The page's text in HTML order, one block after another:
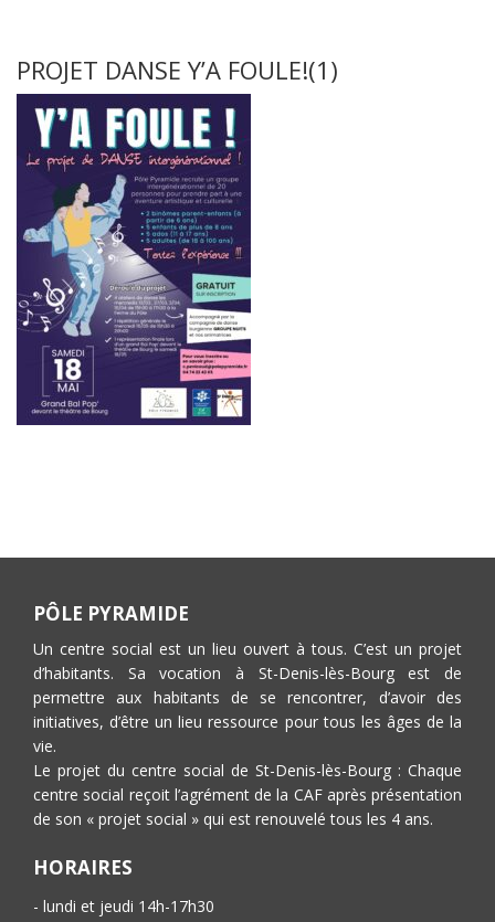
PROJET DANSE Y’A FOULE!(1)
PÔLE PYRAMIDE
Un centre social est un lieu ouvert à tous. C’est un projet
d’habitants. Sa vocation à St-Denis-lès-Bourg est de
permettre aux habitants de se rencontrer, d’avoir des
initiatives, d’être un lieu ressource pour tous les âges de la
vie.
Le projet du centre social de St-Denis-lès-Bourg : Chaque
centre social reçoit l’agrément de la CAF après présentation
de son « projet social » qui est renouvelé tous les 4 ans.
HORAIRES
- lundi et jeudi 14h-17h30